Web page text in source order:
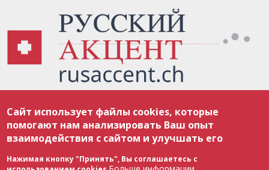
соответствии с законодательством Швейцарии об авторском праве и
международными соглашениями. Полное или частичное использование
материалов возможно только с разрешения редакции. В случае полного
или частичного воспроизведения материалов сайта rusaccent.ch,
ОБЯЗАТЕЛЬНА АКТИВНАЯ ГИПЕРССЫЛКА на конкретный заимствованный
текст. Фотоизображения, размещенные редакцией rusaccent.ch, являются
ее исключительной собственностью. Полное или частичное
Сайт использует файлы cookies, которые
помогают нам анализировать Ваш опыт
взаимодействия с сайтом и улучшать его
Нажимая кнопку "Принять", Вы соглашаетесь с